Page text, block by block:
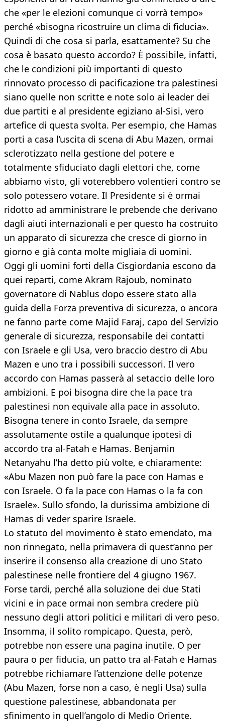
che «per le elezioni comunque ci vorrà tempo»
perché «bisogna ricostruire un clima di fiducia».
Quindi di che cosa si parla, esattamente? Su che
cosa è basato questo accordo? È possibile, infatti,
che le condizioni più importanti di questo
rinnovato processo di pacificazione tra palestinesi
siano quelle non scritte e note solo ai leader dei
due partiti e al presidente egiziano al-Sisi, vero
artefice di questa svolta. Per esempio, che Hamas
porti a casa l’uscita di scena di Abu Mazen, ormai
sclerotizzato nella gestione del potere e
totalmente sfiduciato dagli elettori che, come
abbiamo visto, gli voterebbero volentieri contro se
solo potessero votare. Il Presidente si è ormai
ridotto ad amministrare le prebende che derivano
dagli aiuti internazionali e per questo ha costruito
un apparato di sicurezza che cresce di giorno in
giorno e già conta molte migliaia di uomini.
Oggi gli uomini forti della Cisgiordania escono da
quei reparti, come Akram Rajoub, nominato
governatore di Nablus dopo essere stato alla
guida della Forza preventiva di sicurezza, o ancora
ne fanno parte come Majid Faraj, capo del Servizio
generale di sicurezza, responsabile dei contatti
con Israele e gli Usa, vero braccio destro di Abu
Mazen e uno tra i possibili successori. Il vero
accordo con Hamas passerà al setaccio delle loro
ambizioni. E poi bisogna dire che la pace tra
palestinesi non equivale alla pace in assoluto.
Bisogna tenere in conto Israele, da sempre
assolutamente ostile a qualunque ipotesi di
accordo tra al-Fatah e Hamas. Benjamin
Netanyahu l’ha detto più volte, e chiaramente:
«Abu Mazen non può fare la pace con Hamas e
con Israele. O fa la pace con Hamas o la fa con
Israele». Sullo sfondo, la durissima ambizione di
Hamas di veder sparire Israele.
Lo statuto del movimento è stato emendato, ma
non rinnegato, nella primavera di quest’anno per
inserire il consenso alla creazione di uno Stato
palestinese nelle frontiere del 4 giugno 1967.
Forse tardi, perché alla soluzione dei due Stati
vicini e in pace ormai non sembra credere più
nessuno degli attori politici e militari di vero peso.
Insomma, il solito rompicapo. Questa, però,
potrebbe non essere una pagina inutile. O per
paura o per fiducia, un patto tra al-Fatah e Hamas
potrebbe richiamare l’attenzione delle potenze
(Abu Mazen, forse non a caso, è negli Usa) sulla
questione palestinese, abbandonata per
sfinimento in quell’angolo di Medio Oriente.